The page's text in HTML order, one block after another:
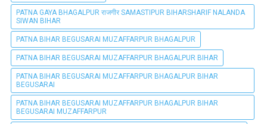
PATNA GAYA BHAGALPUR राजगीर SAMASTIPUR BIHARSHARIF NALANDA
SIWAN BIHAR
PATNA BIHAR BEGUSARAI MUZAFFARPUR BHAGALPUR
PATNA BIHAR BEGUSARAI MUZAFFARPUR BHAGALPUR BIHAR
PATNA BIHAR BEGUSARAI MUZAFFARPUR BHAGALPUR BIHAR
BEGUSARAI
PATNA BIHAR BEGUSARAI MUZAFFARPUR BHAGALPUR BIHAR
BEGUSARAI MUZAFFARPUR